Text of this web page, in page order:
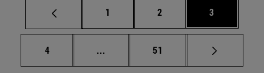
Página
1 Página
2 Página
3
Página
4 ... Páginas intermedias Use TAB para
Página
51